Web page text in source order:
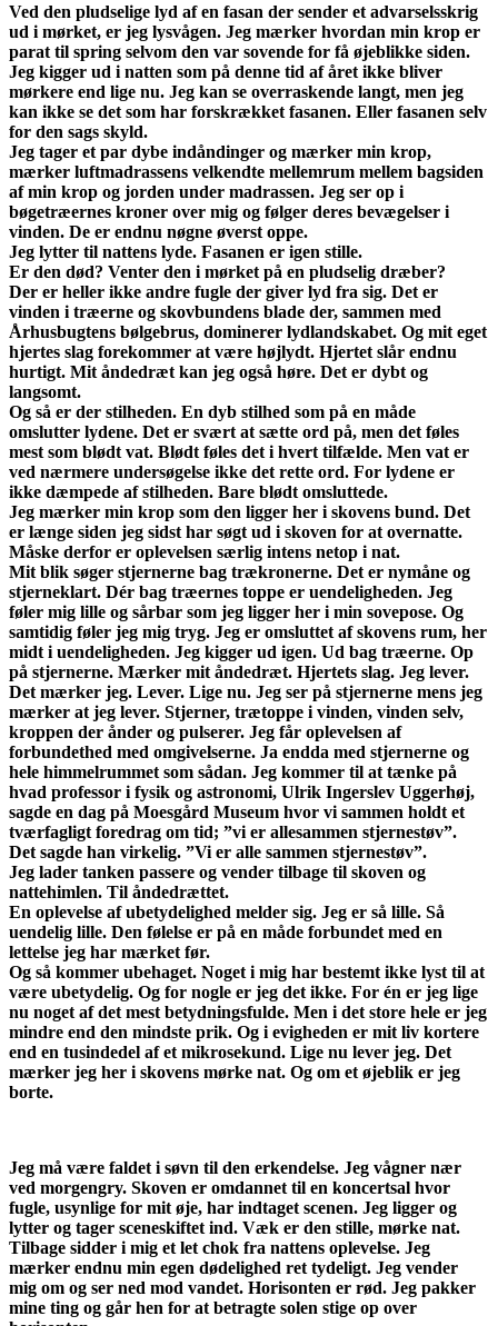
Ved den pludselige lyd af en fasan der sender et advarselsskrig
ud i mørket, er jeg lysvågen. Jeg mærker hvordan min krop er
parat til spring selvom den var sovende for få øjeblikke siden.
Jeg kigger ud i natten som på denne tid af året ikke bliver
mørkere end lige nu. Jeg kan se overraskende langt, men jeg
kan ikke se det som har forskrækket fasanen. Eller fasanen selv
for den sags skyld.
Jeg tager et par dybe indåndinger og mærker min krop,
mærker luftmadrassens velkendte mellemrum mellem bagsiden
af min krop og jorden under madrassen. Jeg ser op i
bøgetræernes kroner over mig og følger deres bevægelser i
vinden. De er endnu nøgne øverst oppe.
Jeg lytter til nattens lyde. Fasanen er igen stille.
Er den død? Venter den i mørket på en pludselig dræber?
Der er heller ikke andre fugle der giver lyd fra sig. Det er
vinden i træerne og skovbundens blade der, sammen med
Århusbugtens bølgebrus, dominerer lydlandskabet. Og mit eget
hjertes slag forekommer at være højlydt. Hjertet slår endnu
hurtigt. Mit åndedræt kan jeg også høre. Det er dybt og
langsomt.
Og så er der stilheden. En dyb stilhed som på en måde
omslutter lydene. Det er svært at sætte ord på, men det føles
mest som blødt vat. Blødt føles det i hvert tilfælde. Men vat er
ved nærmere undersøgelse ikke det rette ord. For lydene er
ikke dæmpede af stilheden. Bare blødt omsluttede.
Jeg mærker min krop som den ligger her i skovens bund. Det
er længe siden jeg sidst har søgt ud i skoven for at overnatte.
Måske derfor er oplevelsen særlig intens netop i nat.
Mit blik søger stjernerne bag trækronerne. Det er nymåne og
stjerneklart. Dér bag træernes toppe er uendeligheden. Jeg
føler mig lille og sårbar som jeg ligger her i min sovepose. Og
samtidig føler jeg mig tryg. Jeg er omsluttet af skovens rum, her
midt i uendeligheden. Jeg kigger ud igen. Ud bag træerne. Op
på stjernerne. Mærker mit åndedræt. Hjertets slag. Jeg lever.
Det mærker jeg. Lever. Lige nu. Jeg ser på stjernerne mens jeg
mærker at jeg lever. Stjerner, trætoppe i vinden, vinden selv,
kroppen der ånder og pulserer. Jeg får oplevelsen af
forbundethed med omgivelserne. Ja endda med stjernerne og
hele himmelrummet som sådan. Jeg kommer til at tænke på
hvad professor i fysik og astronomi, Ulrik Ingerslev Uggerhøj,
sagde en dag på Moesgård Museum hvor vi sammen holdt et
tværfagligt foredrag om tid; ”vi er allesammen stjernestøv”.
Det sagde han virkelig. ”Vi er alle sammen stjernestøv”.
Jeg lader tanken passere og vender tilbage til skoven og
nattehimlen. Til åndedrættet.
En oplevelse af ubetydelighed melder sig. Jeg er så lille. Så
uendelig lille. Den følelse er på en måde forbundet med en
lettelse jeg har mærket før.
Og så kommer ubehaget. Noget i mig har bestemt ikke lyst til at
være ubetydelig. Og for nogle er jeg det ikke. For én er jeg lige
nu noget af det mest betydningsfulde. Men i det store hele er jeg
mindre end den mindste prik. Og i evigheden er mit liv kortere
end en tusindedel af et mikrosekund. Lige nu lever jeg. Det
mærker jeg her i skovens mørke nat. Og om et øjeblik er jeg
borte.
Jeg må være faldet i søvn til den erkendelse. Jeg vågner nær
ved morgengry. Skoven er omdannet til en koncertsal hvor
fugle, usynlige for mit øje, har indtaget scenen. Jeg ligger og
lytter og tager sceneskiftet ind. Væk er den stille, mørke nat.
Tilbage sidder i mig et let chok fra nattens oplevelse. Jeg
mærker endnu min egen dødelighed ret tydeligt. Jeg vender
mig om og ser ned mod vandet. Horisonten er rød. Jeg pakker
mine ting og går hen for at betragte solen stige op over